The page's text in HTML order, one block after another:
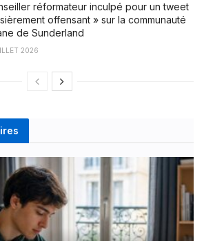
réformateur inculpé pour un tweet
offensant » sur la communauté
de Sunderland
2026